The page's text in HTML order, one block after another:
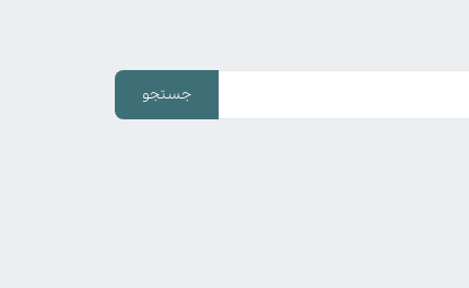
جستجو